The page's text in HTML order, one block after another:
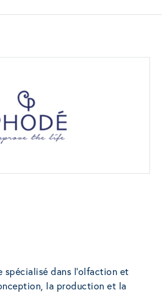
spécialisé dans l’olfaction et
la production et la